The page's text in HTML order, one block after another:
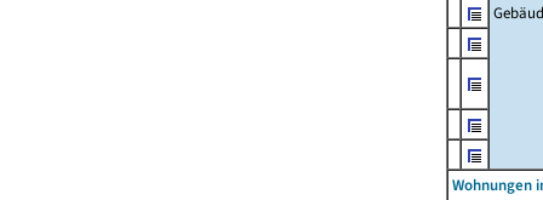
Wohnungen